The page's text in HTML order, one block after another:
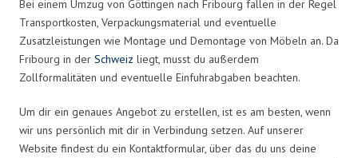
Bei einem Umzug von Göttingen nach Fribourg fallen in der Regel
Transportkosten, Verpackungsmaterial und eventuelle
Zusatzleistungen wie Montage und Demontage von Möbeln an. Da
Fribourg in der Schweiz liegt, musst du außerdem
Zollformalitäten und eventuelle Einfuhrabgaben beachten.
Um dir ein genaues Angebot zu erstellen, ist es am besten, wenn
wir uns persönlich mit dir in Verbindung setzen. Auf unserer
Website findest du ein Kontaktformular, über das du uns deine